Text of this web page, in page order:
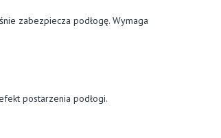
zabezpiecza podłogę. Wymaga
postarzenia podłogi.